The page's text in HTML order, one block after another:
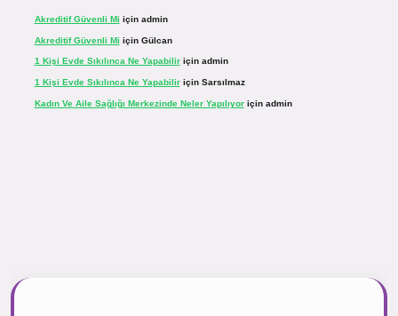
Akreditif Güvenli Mi için admin
Akreditif Güvenli Mi için Gülcan
1 Kişi Evde Sıkılınca Ne Yapabiliriçin admin
1 Kişi Evde Sıkılınca Ne Yapabiliriçin Sarsılmaz
Kadın Ve Aile Sağlığı Merkezinde Neler Yapılıyoriçin admin